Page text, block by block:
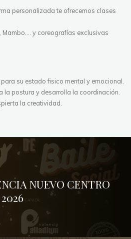
personalizada te ofrecemos clases
y coreografías exclusivas
su estado fisico mental y emocional.
la postura y desarrolla la coordinación.
la creatividad.
NUEVO CENTRO